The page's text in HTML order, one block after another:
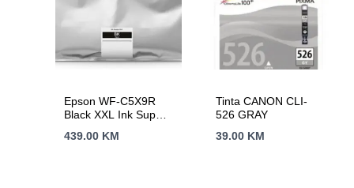
Epson WF-C5X9R
Black XXL Ink Supply
439.00 KM
Tinta CANON CLI-
526 GRAY
39.00 KM